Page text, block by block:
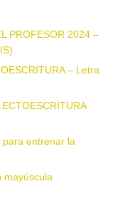
PROFESOR 2024 –
– Letra
para entrenar la
mayúscula